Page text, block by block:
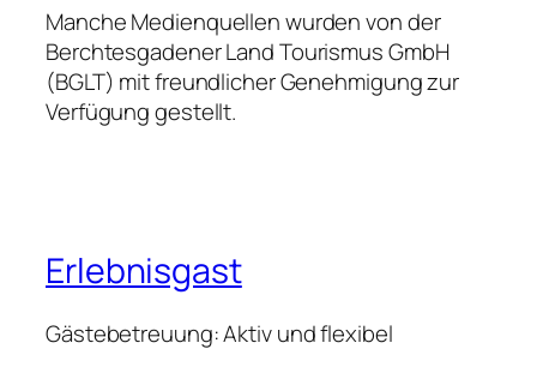
Manche Medienquellen wurden von der
Berchtesgadener Land Tourismus GmbH
(BGLT) mit freundlicher Genehmigung zur
Verfügung gestellt.
Erlebnisgast
Gästebetreuung: Aktiv und flexibel